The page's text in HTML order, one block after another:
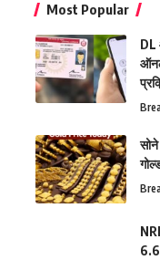
Most Popular
DL